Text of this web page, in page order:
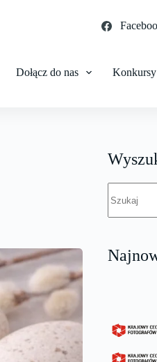
Dołącz do nas Konkursy
wyników